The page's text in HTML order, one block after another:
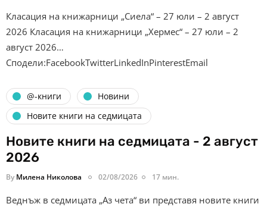
Класация на книжарници „Сиела“ – 27 юли – 2 август
2026 Класация на книжарници „Хермес“ – 27 юли – 2
август 2026…
Сподели:FacebookTwitterLinkedInPinterestEmail
@-книги
Новини
Новите книги на седмицата
Новите книги на седмицата - 2 август
2026
By Милена Николова 02/08/2026 17 мин.
Веднъж в седмицата „Аз чета“ ви представя новите книги